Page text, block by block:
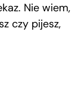
Nie wiem,
czy pijesz,